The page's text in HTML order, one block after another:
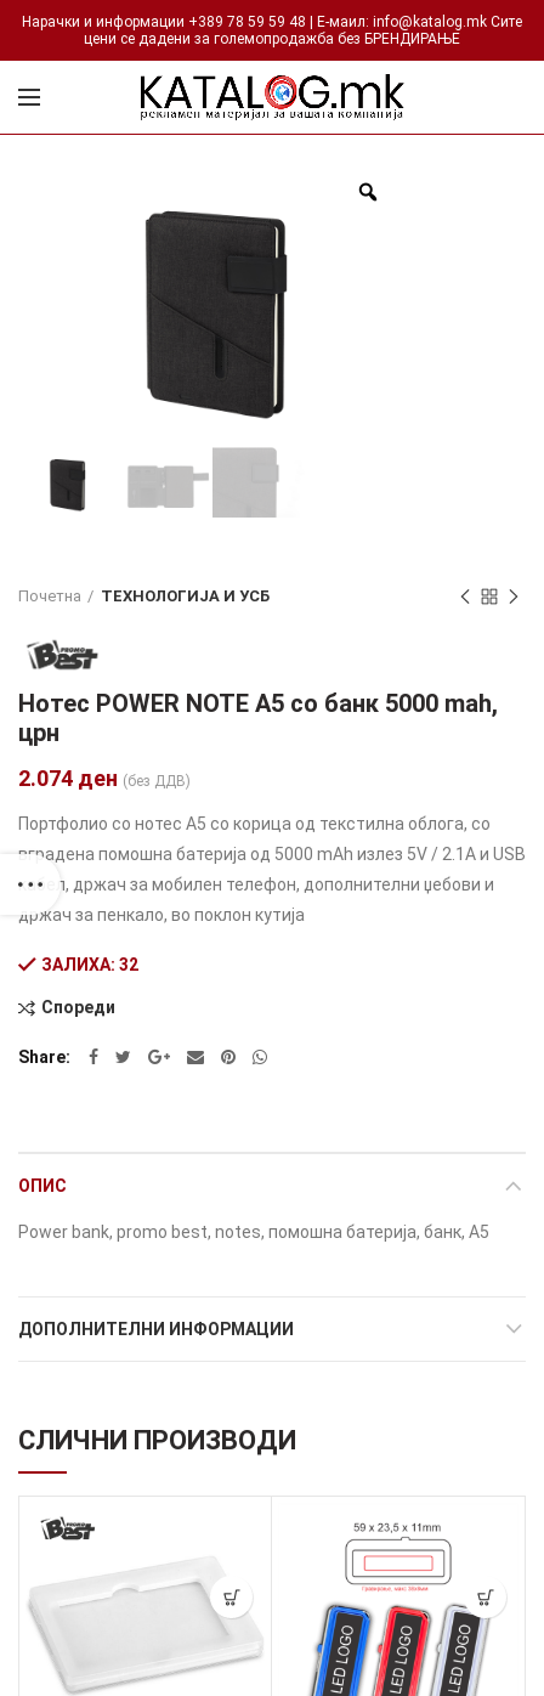
Нарачки и информации +389 78 59 59 48 | Е-маил: info@katalog.mk Сите
цени се дадени за големопродажба без БРЕНДИРАЊЕ
Почетна ТЕХНОЛОГИЈА И УСБ
Нотес POWER NOTE А5 со банк 5000 mah,
црн
2.074 ден (без ДДВ)
Портфолио со нотес А5 со корица од текстилна облога, со
вградена помошна батерија од 5000 mAh излез 5V / 2.1A и USB
кабел, држач за мобилен телефон, дополнителни џебови и
држач за пенкало, во поклон кутија
ЗАЛИХА: 32
Alternative:
Спореди
Share
ОПИС
Power bank, promo best, notes, помошна батерија, банк, A5
ДОПОЛНИТЕЛНИ ИНФОРМАЦИИ
СЛИЧНИ ПРОИЗВОДИ